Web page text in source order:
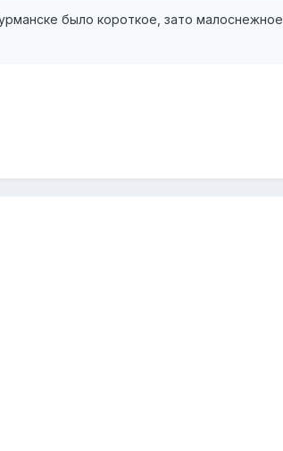
было короткое, зато малоснежное